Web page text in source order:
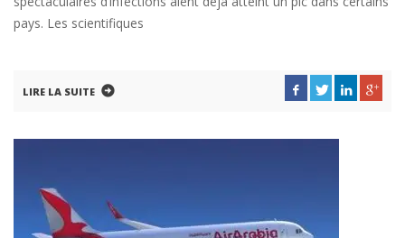
pays. Les scientifiques
LIRE LA SUITE